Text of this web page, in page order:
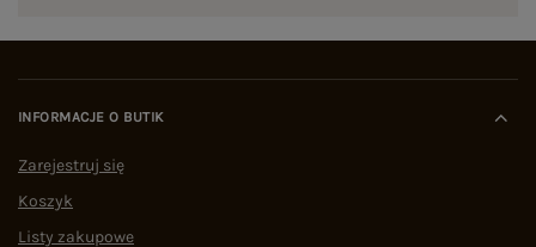
INFORMACJE O BUTIK
Zarejestruj się
Koszyk
Listy zakupowe